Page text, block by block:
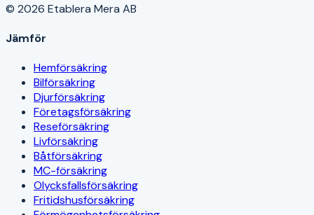
© 2026 Etablera Mera AB
Jämför
Hemförsäkring
Bilförsäkring
Djurförsäkring
Företagsförsäkring
Reseförsäkring
Livförsäkring
Båtförsäkring
MC-försäkring
Olycksfallsförsäkring
Fritidshusförsäkring